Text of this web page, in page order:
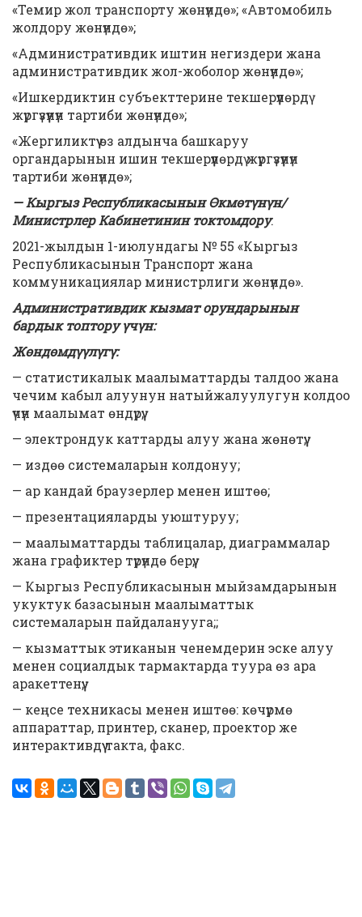
«Темир жол транспорту жөнүндө»; «Автомобиль
жолдору жөнүндө»;
«Административдик иштин негиздери жана
административдик жол-жоболор жөнүндө»;
«Ишкердиктин субъекттерине текшерүүлөрдү
жүргүзүүнүн тартиби жөнүндө»;
«Жергиликтүү өз алдынча башкаруу
органдарынын ишин текшерүүлөрдү жүргүзүүнүн
тартиби жөнүндө»;
— Кыргыз Республикасынын Өкмөтүнүн/
Министрлер Кабинетинин токтомдору:
2021-жылдын 1-июлундагы № 55 «Кыргыз
Республикасынын Транспорт жана
коммуникациялар министрлиги жөнүндө».
Административдик кызмат орундарынын
бардык топтору үчүн:
Жөндөмдүүлүгү:
— статистикалык маалыматтарды талдоо жана
чечим кабыл алуунун натыйжалуулугун колдоо
үчүн маалымат өндүрүү;
— электрондук каттарды алуу жана жөнөтүү;
— издөө системаларын колдонуу;
— ар кандай браузерлер менен иштөө;
— презентацияларды уюштуруу;
— маалыматтарды таблицалар, диаграммалар
жана графиктер түрүндө берүү;
— Кыргыз Республикасынын мыйзамдарынын
укуктук базасынын маалыматтык
системаларын пайдаланууга;;
— кызматтык этиканын ченемдерин эске алуу
менен социалдык тармактарда туура өз ара
аракеттенүү;
— кеңсе техникасы менен иштөө: көчүрмө
аппараттар, принтер, сканер, проектор же
интерактивдүү такта, факс.